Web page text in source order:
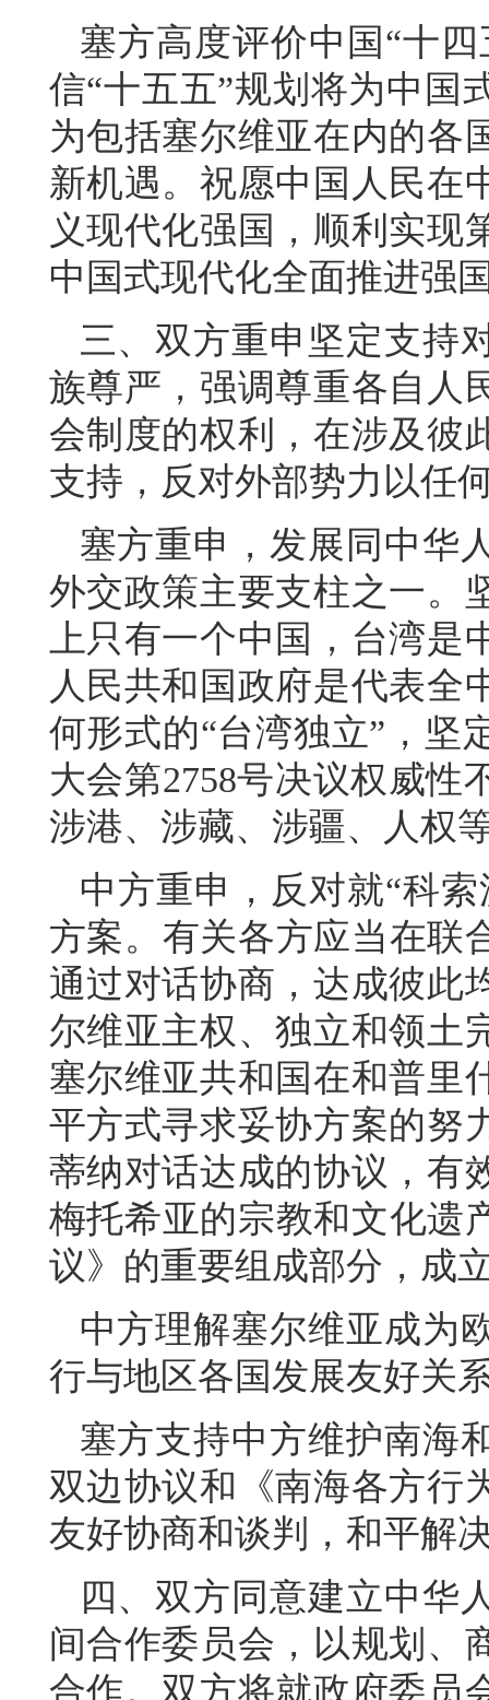
塞方高度评价中国“十
信“十五五”规划将为中国
为包括塞尔维亚在内的各
新机遇。祝愿中国人民在
义现代化强国，顺利实现
中国式现代化全面推进强
三、双方重申坚定支持
族尊严，强调尊重各自人
会制度的权利，在涉及彼
支持，反对外部势力以任
塞方重申，发展同中华
外交政策主要支柱之一。
上只有一个中国，台湾
人民共和国政府是代表全
何形式的“台湾独立”，坚
大会第2758号决议权威性
涉港、涉藏、涉疆、人权
中方重申，反对就“科
方案。有关各方应当在联
通过对话协商，达成彼此
尔维亚主权、独立和领土
塞尔维亚共和国在和普里
平方式寻求妥协方案的努
蒂纳对话达成的协议，有
梅托希亚的宗教和文化遗
议》的重要组成部分，成
中方理解塞尔维亚成为
行与地区各国发展友好关
塞方支持中方维护南海
双边协议和《南海各方行
友好协商和谈判，和平解
四、双方同意建立中华
间合作委员会，以规划、
合作。双方将就政府委员